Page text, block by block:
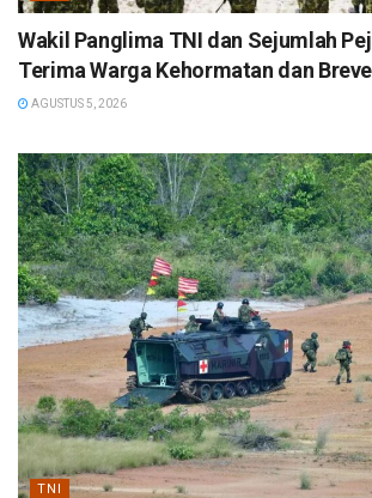
Wakil Panglima TNI dan Sejumlah
Terima Warga Kehormatan dan
AGUSTUS 5, 2026
TNI